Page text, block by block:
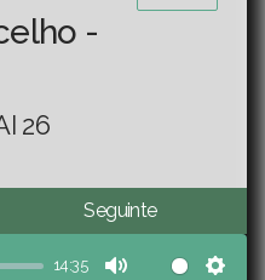
-
26
Seguinte
14:35